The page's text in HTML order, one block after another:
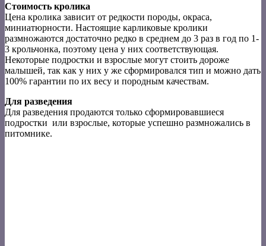
Стоимость кролика
Цена кролика зависит от редкости породы, окраса,
миниатюрности. Настоящие карликовые кролики
размножаются достаточно редко в среднем до 3 раз в год по 1-
3 крольчонка, поэтому цена у них соответствующая.
Некоторые подростки и взрослые могут стоить дороже
малышей, так как у них у же сформировался тип и можно дать
100% гарантии по их весу и породным качествам.
Для разведения
Для разведения продаются только сформировавшиеся
подростки или взрослые, которые успешно размножались в
питомнике.